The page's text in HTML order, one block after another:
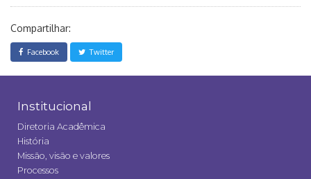
Compartilhar:
Facebook Twitter
Institucional
Diretoria Acadêmica
História
Missão, visão e valores
Processos